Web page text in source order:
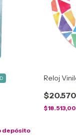
depósito
Reloj
$18.513,00